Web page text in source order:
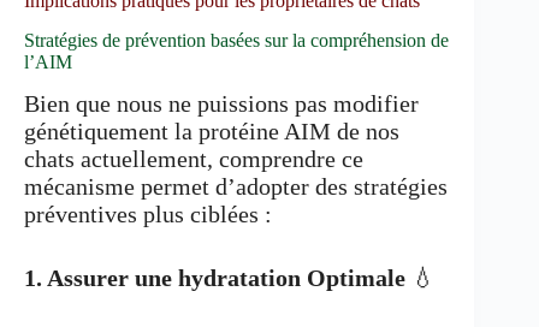
Stratégies de prévention basées sur la compréhension de
l’AIM
Bien que nous ne puissions pas modifier
génétiquement la protéine AIM de nos
chats actuellement, comprendre ce
mécanisme permet d’adopter des stratégies
préventives plus ciblées :
1. Assurer une hydratation Optimale 💧